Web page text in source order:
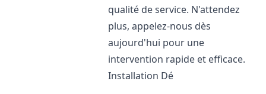
qualité de service. N'attendez
plus, appelez-nous dès
aujourd'hui pour une
intervention rapide et efficace.
Installation Dé